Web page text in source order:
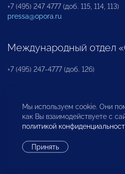
+7 (495) 247 4777 (доб. 115, 114, 113)
pressa@opora.ru
Международный
+7 (495) 247-4777 (доб. 126)
Бюро по защите прав
инвесторов
Мы используем cookie. Они
как Вы взаимодействуете с
политикой
Принять